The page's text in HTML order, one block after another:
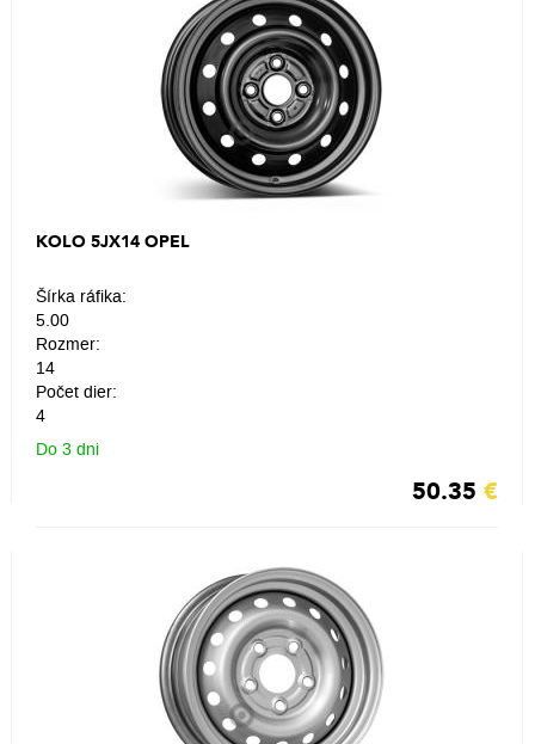
KOLO 5JX14 OPEL
Šírka ráfika:
5.00
Rozmer:
14
Počet dier:
4
Do 3 dni
50.35 €